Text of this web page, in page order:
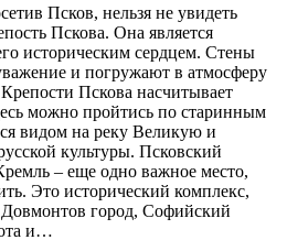
Псков, нельзя не увидеть
Пскова. Она является
историческим сердцем. Стены
и погружают в атмосферу
Пскова насчитывает
можно пройтись по старинным
видом на реку Великую и
культуры. Псковский
– еще одно важное место,
Это исторический комплекс,
город, Софийский
и…